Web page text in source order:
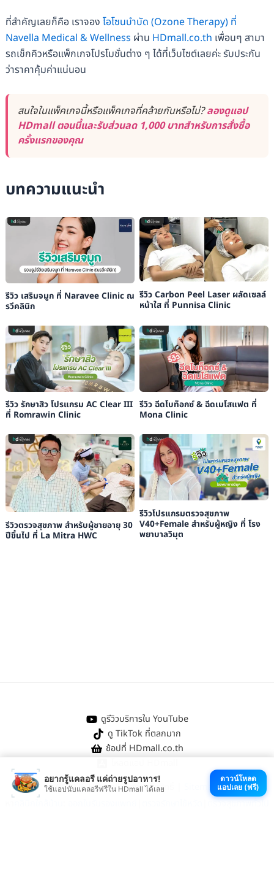
ที่สำคัญเลยก็คือ เราจอง โอโซนบำบัด (Ozone Therapy) ที่
Navella Medical & Wellness ผ่าน HDmall.co.th เพื่อนๆ สามา
รถเช็กคิวหรือแพ็กเกจโปรโมชั่นต่าง ๆ ได้ที่เว็บไซต์เลยค่ะ รับประกัน
ว่าราคาคุ้มค่าแน่นอน
สนใจในแพ็คเกจนี้หรือแพ็คเกจที่คล้ายกันหรือไม่?ลองดูแอป
HDmall ตอนนี้และรับส่วนลด 1,000 บาทสำหรับการสั่งซื้อ
ครั้งแรกของคุณ
บทความแนะนำ
รีวิว เสริมจมูก ที่ Naravee Clinic ณ
รวีคลินิก
รีวิว Carbon Peel Laser ผลัดเซลล์
หน้าใส ที่ Punnisa Clinic
รีวิว รักษาสิว โปรแกรม AC Clear III
ที่ Romrawin Clinic
รีวิว ฉีดโบท็อกซ์ & ฉีดเมโสแฟต ที่
Mona Clinic
รีวิวตรวจสุขภาพ สำหรับผู้ชายอายุ 30
ปีขึ้นไป ที่ La Mitra HWC
รีวิวโปรแกรมตรวจสุขภาพ
V40+Female สำหรับผู้หญิง ที่ โรง
พยาบาลวิมุต
ดูรีวิวบริการใน YouTube
ดู TikTok ที่ตลกมาก
ช้อปที่ HDmall.co.th
@ 2026 HDmall | สงวนลิขสิทธิ์ |
Sitemap
ตรวจสุขภาพทั่วไป
อยากรู้แคลอรี แค่ถ่ายรูปอาหาร!
ใช้แอปนับแคลอรีฟรีใน HDmall ได้เลย
ดาวน์โหลด
แอปเลย (ฟรี)